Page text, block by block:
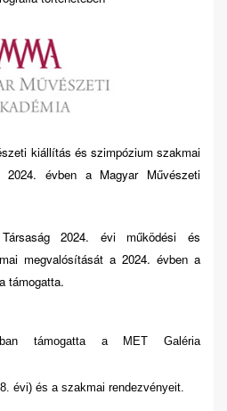
kiállítás és szimpózium szakmai
2024. évben a Magyar Művészeti
2024. évi működési és
megvalósítását a 2024. évben a
támogatta.
ban támogatta a MET Galéria
évi) és a szakmai rendezvényeit.